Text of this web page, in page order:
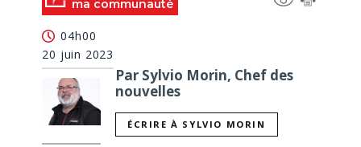
ma communauté
04h00
20 juin 2023
Par Sylvio Morin, Chef des
nouvelles
ÉCRIRE À SYLVIO MORIN